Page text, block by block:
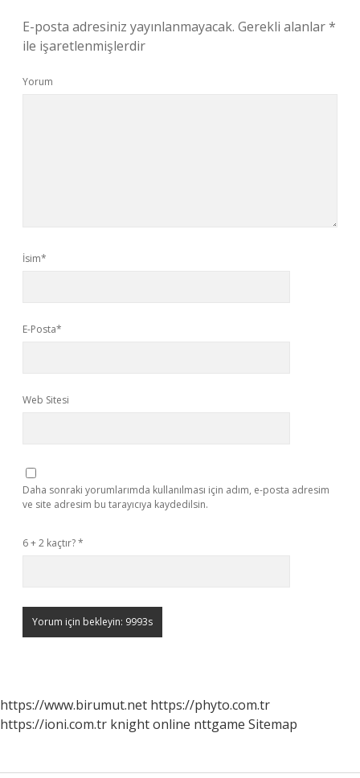
E-posta adresiniz yayınlanmayacak. Gerekli alanlar*
ile işaretlenmişlerdir
Yorum
İsim*
E-Posta*
Web Sitesi
Daha sonraki yorumlarımda kullanılması için adım, e-posta adresim
ve site adresim bu tarayıcıya kaydedilsin.
6 + 2 kaçtır?*
https://www.birumut.net https://phyto.com.tr
https://ioni.com.tr knight online nttgame Sitemap